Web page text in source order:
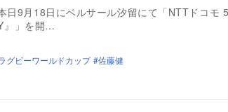
日9月18日にベルサール汐留にて「NTTドコモ
』」を開…
グビーワールドカップ 佐藤健